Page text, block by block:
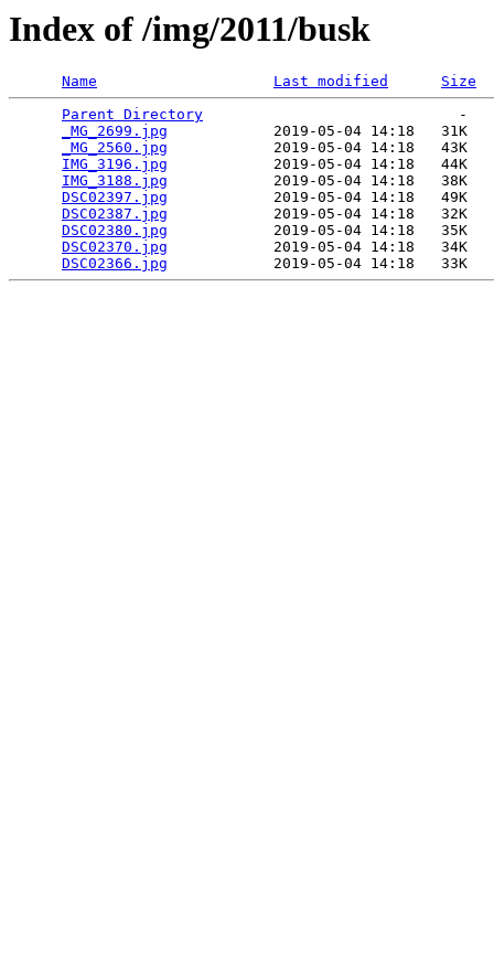
Index of /img/2011/busk
Name Last modified
Size
Parent Directory
                             -
_MG_2699.jpg
            2019-05-04 14:18   31K
_MG_2560.jpg
            2019-05-04 14:18   43K
IMG_3196.jpg
            2019-05-04 14:18   44K
IMG_3188.jpg
            2019-05-04 14:18   38K
DSC02397.jpg
            2019-05-04 14:18   49K
DSC02387.jpg
            2019-05-04 14:18   32K
DSC02380.jpg
            2019-05-04 14:18   35K
DSC02370.jpg
            2019-05-04 14:18   34K
DSC02366.jpg